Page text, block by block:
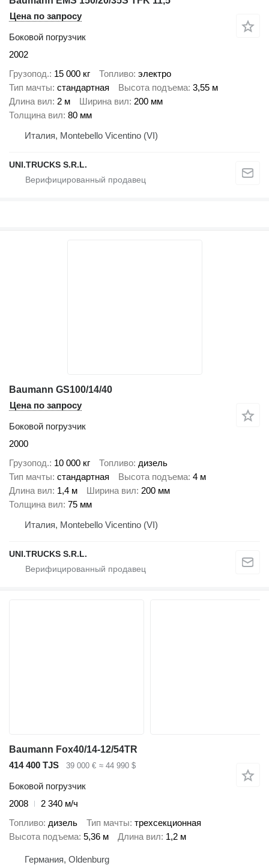
Цена по запросу
Боковой погрузчик
2002
Грузопод. 15 000 кг Топливо электро
Тип мачты стандартная Высота подъема 3,55 м
Длина вил 2 м Ширина вил 200 мм
Толщина вил 80 мм
Италия, Montebello Vicentino (VI)
UNI.TRUCKS S.R.L.
Baumann GS100/14/40
Цена по запросу
Боковой погрузчик
2000
Грузопод. 10 000 кг Топливо дизель
Тип мачты стандартная Высота подъема 4 м
Длина вил 1,4 м Ширина вил 200 мм
Толщина вил 75 мм
Италия, Montebello Vicentino (VI)
UNI.TRUCKS S.R.L.
Baumann Fox40/14-12/54TR
414 400 TJS
39 000 € ≈ 44 990 $
Боковой погрузчик
2008
2 340 м/ч
Топливо дизель Тип мачты трехсекционная
Высота подъема 5,36 м Длина вил 1,2 м
Германия, Oldenburg